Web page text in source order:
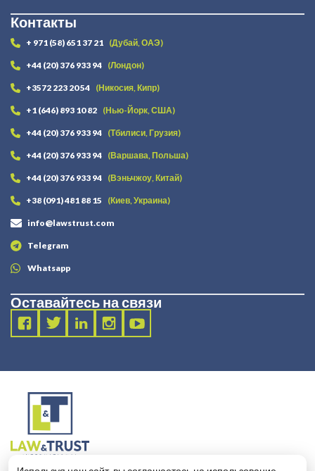
Контакты
+ 971 (58) 651 37 21 (Дубай, ОАЭ)
+44 (20) 376 933 94 (Лондон)
+3572 223 20 54 (Никосия, Кипр)
+1 (646) 893 10 82 (Нью-Йорк, США)
+44 (20) 376 933 94 (Тбилиси, Грузия)
+44 (20) 376 933 94 (Варшава, Польша)
+44 (20) 376 933 94 (Вэньчжоу, Китай)
+38 (091) 481 88 15 (Киев, Украина)
info@lawstrust.com
Telegram
Whatsapp
Оставайтесь на связи
2003 - 2025 LANDT LEGAL LLP